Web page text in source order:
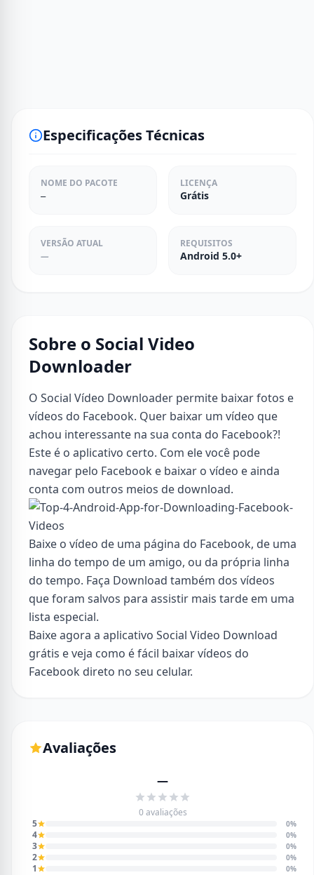
Especificações Técnicas
NOME DO PACOTE
—
LICENÇA
Grátis
VERSÃO ATUAL
—
REQUISITOS
Android 5.0+
Sobre o Social Video
Downloader
O Social Vídeo Downloader permite baixar fotos e
vídeos do Facebook. Quer baixar um vídeo que
achou interessante na sua conta do Facebook?!
Este é o aplicativo certo. Com ele você pode
navegar pelo Facebook e baixar o vídeo e ainda
conta com outros meios de download.
Baixe o vídeo de uma página do Facebook, de uma
linha do tempo de um amigo, ou da própria linha
do tempo. Faça Download também dos vídeos
que foram salvos para assistir mais tarde em uma
lista especial.
Baixe agora a aplicativo Social Video Download
grátis e veja como é fácil baixar vídeos do
Facebook direto no seu celular.
Avaliações
—
0 avaliações
5
0%
4 0%
3 0%
2 0%
1 0%